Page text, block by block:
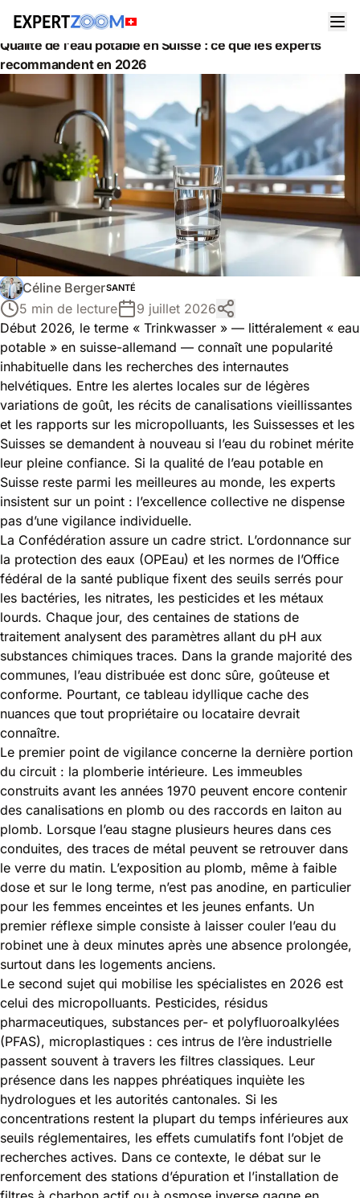
Actualités
Santé
Qualité de l'eau potable en Suisse : ce que les experts
recommandent en 2026
Céline BergerSANTÉ
5 min de lecture
9 juillet 2026
Début 2026, le terme « Trinkwasser » — littéralement « eau
potable » en suisse-allemand — connaît une popularité
inhabituelle dans les recherches des internautes
helvétiques. Entre les alertes locales sur de légères
variations de goût, les récits de canalisations vieillissantes
et les rapports sur les micropolluants, les Suissesses et les
Suisses se demandent à nouveau si l’eau du robinet mérite
leur pleine confiance. Si la qualité de l’eau potable en
Suisse reste parmi les meilleures au monde, les experts
insistent sur un point : l’excellence collective ne dispense
pas d’une vigilance individuelle.
La Confédération assure un cadre strict. L’ordonnance sur
la protection des eaux (OPEau) et les normes de l’Office
fédéral de la santé publique fixent des seuils serrés pour
les bactéries, les nitrates, les pesticides et les métaux
lourds. Chaque jour, des centaines de stations de
traitement analysent des paramètres allant du pH aux
substances chimiques traces. Dans la grande majorité des
communes, l’eau distribuée est donc sûre, goûteuse et
conforme. Pourtant, ce tableau idyllique cache des
nuances que tout propriétaire ou locataire devrait
connaître.
Le premier point de vigilance concerne la dernière portion
du circuit : la plomberie intérieure. Les immeubles
construits avant les années 1970 peuvent encore contenir
des canalisations en plomb ou des raccords en laiton au
plomb. Lorsque l’eau stagne plusieurs heures dans ces
conduites, des traces de métal peuvent se retrouver dans
le verre du matin. L’exposition au plomb, même à faible
dose et sur le long terme, n’est pas anodine, en particulier
pour les femmes enceintes et les jeunes enfants. Un
premier réflexe simple consiste à laisser couler l’eau du
robinet une à deux minutes après une absence prolongée,
surtout dans les logements anciens.
Le second sujet qui mobilise les spécialistes en 2026 est
celui des micropolluants. Pesticides, résidus
pharmaceutiques, substances per- et polyfluoroalkylées
(PFAS), microplastiques : ces intrus de l’ère industrielle
passent souvent à travers les filtres classiques. Leur
présence dans les nappes phréatiques inquiète les
hydrologues et les autorités cantonales. Si les
concentrations restent la plupart du temps inférieures aux
seuils réglementaires, les effets cumulatifs font l’objet de
recherches actives. Dans ce contexte, le débat sur le
renforcement des stations d’épuration et l’installation de